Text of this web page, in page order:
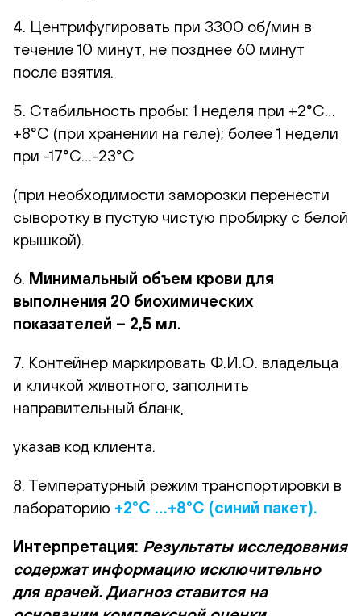
4. Центрифугировать при 3300 об/мин в
течение 10 минут, не позднее 60 минут
после взятия.
5. Стабильность пробы: 1 неделя при +2°С…
+8°С (при хранении на геле); более 1 недели
при -17°С…-23°С
(при необходимости заморозки перенести
сыворотку в пустую чистую пробирку с белой
крышкой).
6. Минимальный объем крови для
выполнения 20 биохимических
показателей – 2,5 мл.
7. Контейнер маркировать Ф.И.О. владельца
и кличкой животного, заполнить
направительный бланк,
указав код клиента.
8. Температурный режим транспортировки в
лабораторию +2°С …+8°С (синий пакет).
Интерпретация: Результаты исследования
содержат информацию исключительно
для врачей. Диагноз ставится на